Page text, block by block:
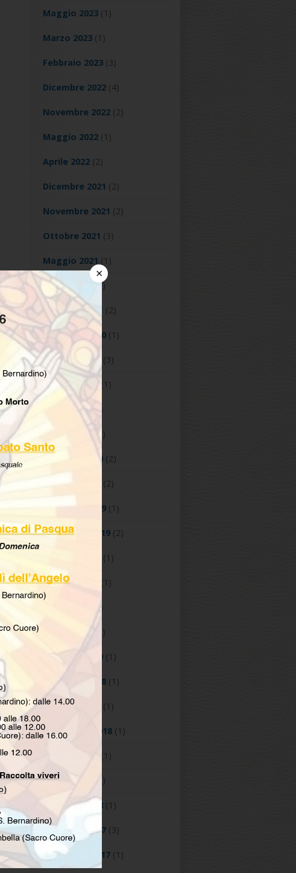
Maggio 2023 (1)
Marzo 2023 (1)
Febbraio 2023 (3)
Dicembre 2022 (4)
Novembre 2022 (2)
Maggio 2022 (1)
Aprile 2022 (2)
Dicembre 2021 (2)
Novembre 2021 (2)
Ottobre 2021 (3)
Maggio 2021 (1)
Marzo 2021 (1)
Febbraio 2021 (2)
Dicembre 2020 (1)
Ottobre 2020 (3)
Maggio 2020 (1)
Aprile 2020 (1)
Marzo 2020 (3)
Febbraio 2020 (2)
Gennaio 2020 (2)
Dicembre 2019 (1)
Novembre 2019 (2)
(1)
Maggio 2019 (1)
(1)
Marzo 2019 (3)
Febbraio 2019 (1)
Dicembre 2018 (1)
Ottobre 2018 (1)
Settembre 2018 (1)
(1)
Marzo 2018 (1)
Febbraio 2018 (1)
Dicembre 2017 (3)
Novembre 2017 (1)
×